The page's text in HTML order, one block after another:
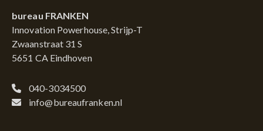
bureau FRANKEN
Innovation Powerhouse, Strijp-T
Zwaanstraat 31 S
5651 CA Eindhoven
040-3034500
info@bureaufranken.nl